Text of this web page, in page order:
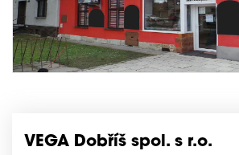
VEGA Dobříš spol. s r.o.